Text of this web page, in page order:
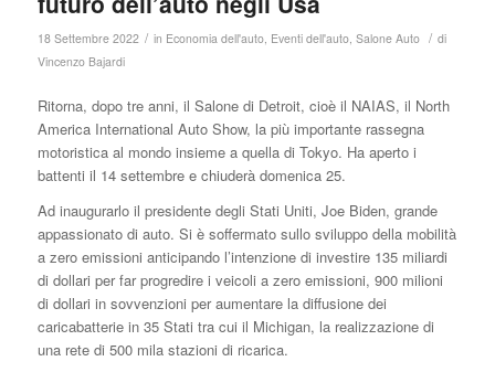
18 Settembre 2022 / in Economia dell'auto, Eventi dell'auto, Salone Auto / di
Vincenzo Bajardi
Ritorna, dopo tre anni, il Salone di Detroit, cioè il NAIAS, il North
America International Auto Show, la più importante rassegna
motoristica al mondo insieme a quella di Tokyo. Ha aperto i
battenti il 14 settembre e chiuderà domenica 25.
Ad inaugurarlo il presidente degli Stati Uniti, Joe Biden, grande
appassionato di auto. Si è soffermato sullo sviluppo della mobilità
a zero emissioni anticipando l’intenzione di investire 135 miliardi
di dollari per far progredire i veicoli a zero emissioni, 900 milioni
di dollari in sovvenzioni per aumentare la diffusione dei
caricabatterie in 35 Stati tra cui il Michigan, la realizzazione di
una rete di 500 mila stazioni di ricarica.